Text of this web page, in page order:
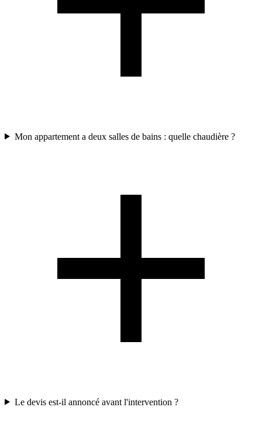
Mon appartement a deux salles de bains : quelle chaudière ?
Le devis est-il annoncé avant l'intervention ?